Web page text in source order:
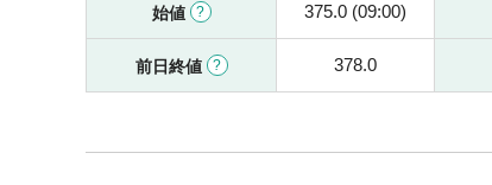
始値 375.0 (09:00)
前日終値 378.0